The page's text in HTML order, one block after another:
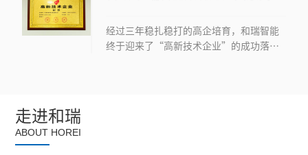
经过三年稳扎稳打的高企培育，和瑞智能
终于迎来了“高新技术企业”的成功落
走进和瑞
ABOUT HOREI